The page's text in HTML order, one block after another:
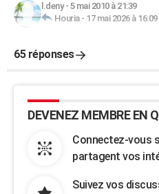
l.deny- 5 mai 2010 à 21:39
Houria- 17 mai 2026 à 16:09
65 réponses
DEVENEZ MEMBRE EN
Connectez-vous
partagent vos
Suivez vos